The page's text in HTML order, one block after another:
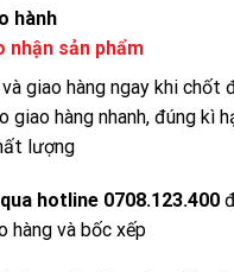
nhận sản phẩm
và giao hàng ngay khi chốt
giao hàng nhanh, đúng kì
lượng
qua hotline 0708.123.400
hàng và bốc xếp